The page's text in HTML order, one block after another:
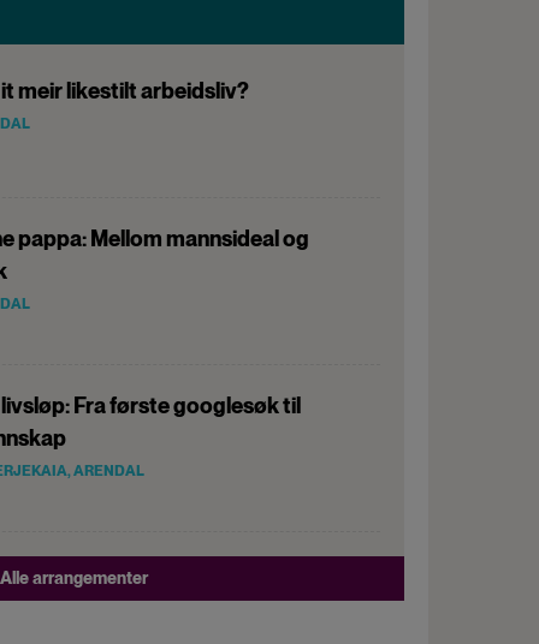
meir likestilt arbeidsliv?
pappa: Mellom mannsideal og
Fra første googlesøk til
ARENDAL
Alle arrangementer